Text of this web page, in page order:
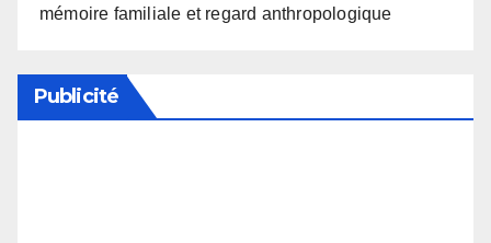
mémoire familiale et regard anthropologique
Publicité